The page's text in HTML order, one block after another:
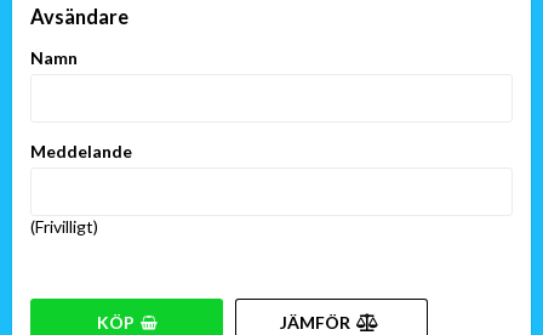
Avsändare
Namn
Meddelande
(Frivilligt)
KÖP JÄMFÖR